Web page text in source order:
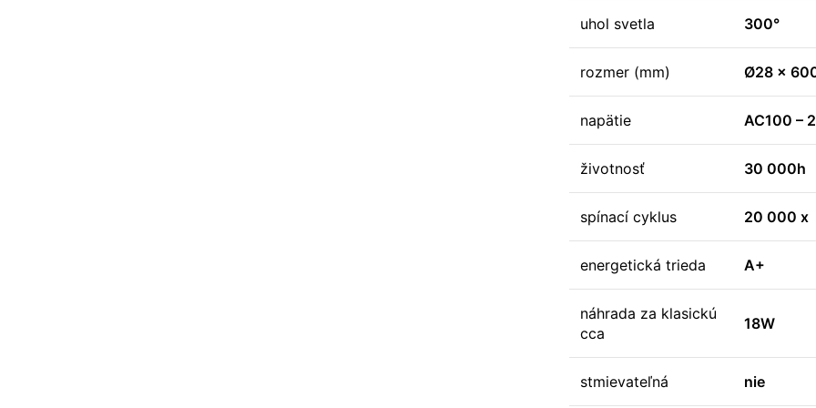
uhol svetla 300°
rozmer (mm) Ø28 x
napätie AC100 –
životnosť 30 000h
spínací cyklus 20 000 x
energetická trieda A+
náhrada za klasickú
cca
18W
stmievateľná nie